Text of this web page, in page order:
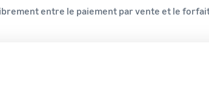
entre le paiement par vente et le